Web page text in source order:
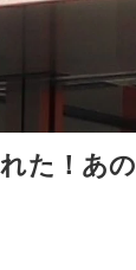
た！あの